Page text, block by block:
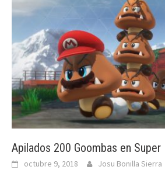
Apilados 200 Goombas en
octubre 9, 2018 Josu Bonilla Sierra